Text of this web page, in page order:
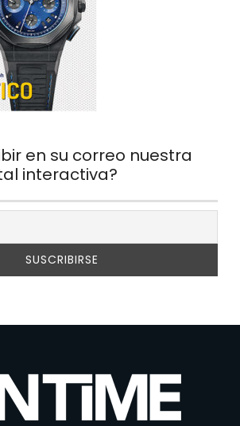
en su correo nuestra
interactiva?